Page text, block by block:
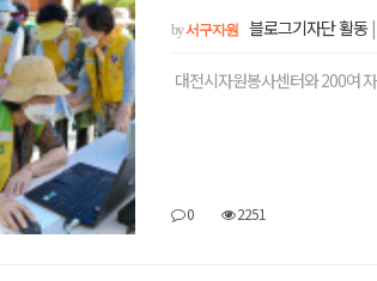
by서구자원 블로그기자단 활동 |
대전시자원봉사센터와 200여
0 2251